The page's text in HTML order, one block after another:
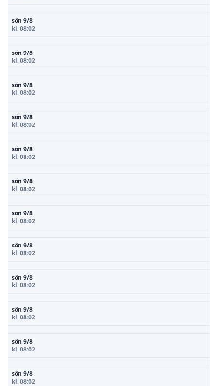
sön 9/8
kl. 08:02
sön 9/8
kl. 08:02
sön 9/8
kl. 08:02
sön 9/8
kl. 08:02
sön 9/8
kl. 08:02
sön 9/8
kl. 08:02
sön 9/8
kl. 08:02
sön 9/8
kl. 08:02
sön 9/8
kl. 08:02
sön 9/8
kl. 08:02
sön 9/8
kl. 08:02
sön 9/8
kl. 08:02